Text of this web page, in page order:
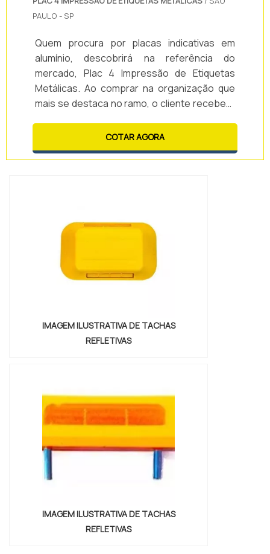
PAULO - SP
Quem procura por placas indicativas em
alumínio, descobrirá na referência do
mercado, Plac 4 Impressão de Etiquetas
Metálicas. Ao comprar na organização que
mais se destaca no ramo, o cliente receberá
garantia de adquirir produtos que solucionem
qualquer demanda.Quando a temática é
placas indicativas em alumínio, com a Plac 4
COTAR AGORA
IMAGEM ILUSTRATIVA DE TACHAS
REFLETIVAS
IMAGEM ILUSTRATIVA DE TACHAS
REFLETIVAS